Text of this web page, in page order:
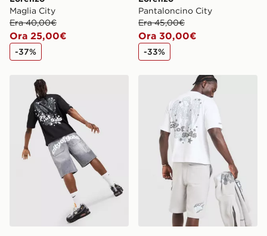
Maglia City
Era 40,00€
Ora 25,00€
-37%
Pantaloncino City
Era 45,00€
Ora 30,00€
-33%
Lorenzo Jorts City Angel Lorenzo Maglia City